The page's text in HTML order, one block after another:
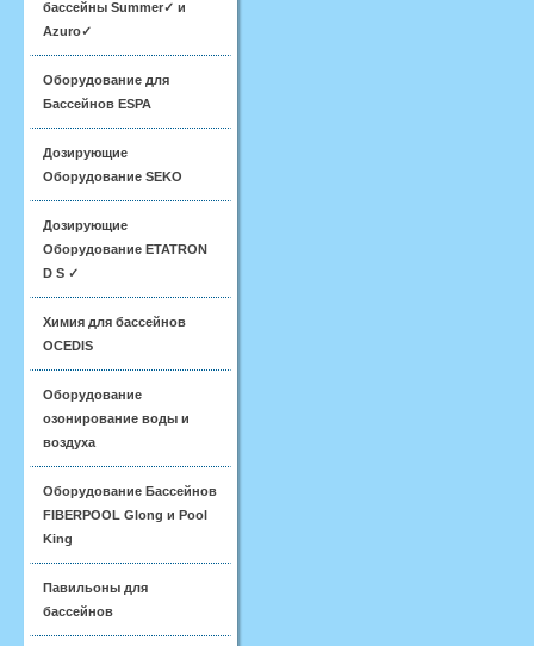
бассейны Summer✓ и
Azuro✓
Оборудование для
Бассейнов ESPA
Дозирующие
Оборудование SEKO
Дозирующие
Оборудование ETATRON
D S ✓
Химия для бассейнов
OCEDIS
Оборудование
озонирование воды и
воздуха
Оборудование Бассейнов
FIBERPOOL Glong и Pool
King
Павильоны для
бассейнов